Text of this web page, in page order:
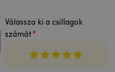
Válassza ki a csillagok
számát